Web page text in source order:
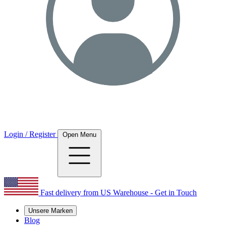
Login / Register Open Menu
Fast delivery from US Warehouse - Get in Touch
Unsere Marken
Blog